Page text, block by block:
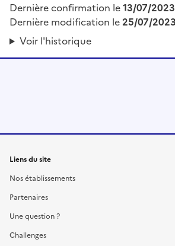
Dernière confirmation le13/07/2023
Dernière modification le25/07/2023
Voir l'historique
Liens du site
Nos établissements
Partenaires
Une question ?
Challenges